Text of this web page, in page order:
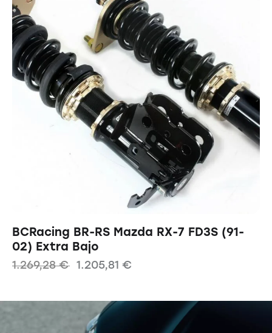
BCRacing BR-RS Mazda RX-7 FD3S (91-
02) Extra Bajo
1.269,28€ 1.205,81 €